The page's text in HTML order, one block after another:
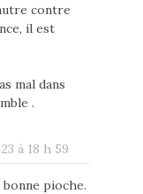
contre
il est
mal dans
.
à 18 h 59
pioche.